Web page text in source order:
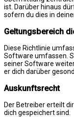
ist. Darüber hinaus
sofern du dies in
Geltungsbereich
Diese Richtlinie
Software umfassen.
seiner Software
er dich darüber
Auskunftsrecht
Der Betreiber erteilt
dich gespeichert sind.